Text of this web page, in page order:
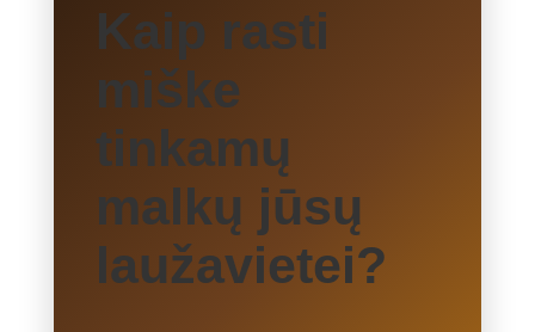
Kaip rasti
miške
tinkamų
malkų jūsų
laužavietei?